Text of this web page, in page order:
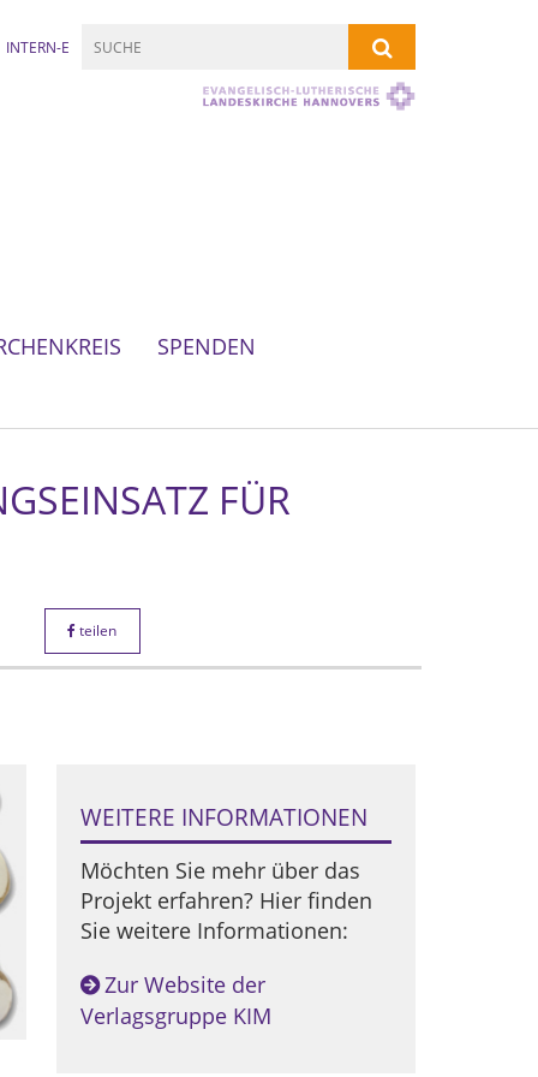
INTERN-E
SPENDEN
FÜR
teilen
WEITERE INFORMATIONEN
Möchten Sie mehr über das
Projekt erfahren? Hier finden
Sie weitere Informationen:
Zur Website der
Verlagsgruppe KIM